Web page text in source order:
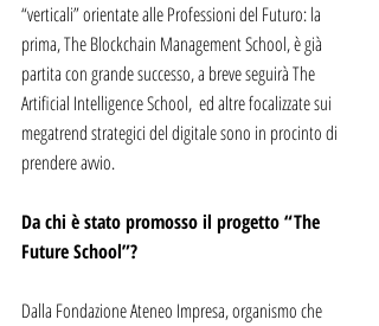
“verticali” orientate alle Professioni del Futuro: la
prima, The Blockchain Management School, è già
partita con grande successo, a breve seguirà The
Artificial Intelligence School,  ed altre focalizzate sui
megatrend strategici del digitale sono in procinto di
prendere avvio.
Da chi è stato promosso il progetto “The
Future School”?
Dalla Fondazione Ateneo Impresa, organismo che